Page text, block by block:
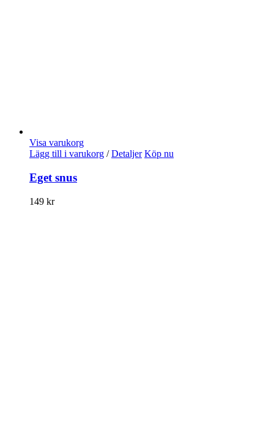
Visa varukorg
Lägg till i varukorg / Detaljer Köp nu
Eget snus
149 kr